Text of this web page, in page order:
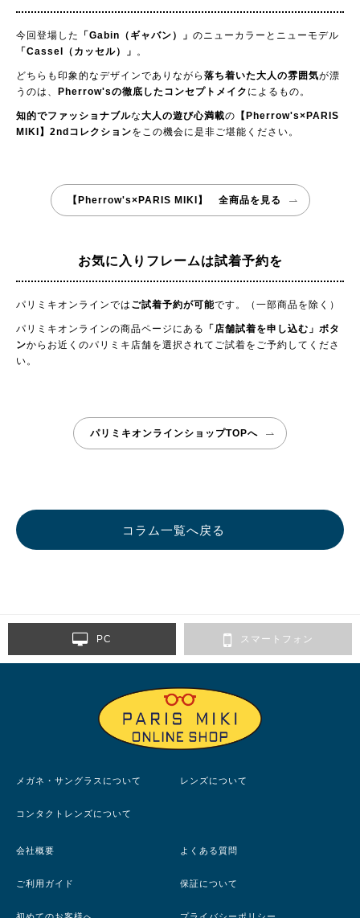
今回登場した 「Gabin（ギャバン）」 のニューカラーとニューモデル
「Cassel（カッセル）」 。
どちらも印象的なデザインでありながら 落ち着いた大人の雰囲気が漂
うのは、
Pherrow'sの徹底したコンセプトメイク によるもの。
知的でファッショナブルな大人の遊び心満載の 【Pherrow's×PARIS
MIKI】2ndコレクションをこの機会に是非ご堪能ください。
【Pherrow's×PARIS MIKI】 全商品を見る
お気に入りフレームは試着予約を
パリミキオンラインでは ご試着予約が可能です。（一部商品を除く）
パリミキオンラインの商品ページにある
「店舗試着を申し込む」ボタ
ンからお近くのパリミキ店舗を選択されてご試着をご予約してくださ
い。
パリミキオンラインショップTOPへ
コラム一覧へ戻る
PC スマートフォン
メガネ・サングラスについて レンズについて
コンタクトレンズについて
会社概要 よくある質問
ご利用ガイド 保証について